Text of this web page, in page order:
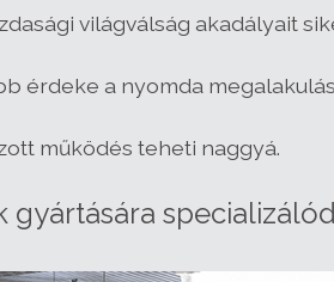
világválság akadályait
érdeke a nyomda
működés teheti naggyá.